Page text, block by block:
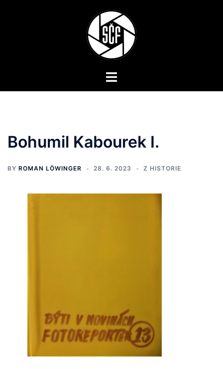
Toggle
Bohumil Kabourek I.
BY ROMAN LÖWINGER 28. 6. 2023 Z HISTORIE